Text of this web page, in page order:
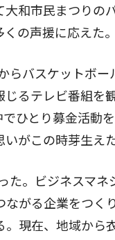
和市民まつりの
の声援に応えた。
バスケットボー
るテレビ番組を
ひとり募金活動
がこの時芽生え
。ビジネスマネ
がる企業をつく
。現在、地域か